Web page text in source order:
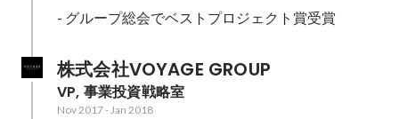
- グループ総会でベストプロジェクト賞受賞
株式会社VOYAGE GROUP
VP, 事業投資戦略室
Nov 2017-Jan 2018